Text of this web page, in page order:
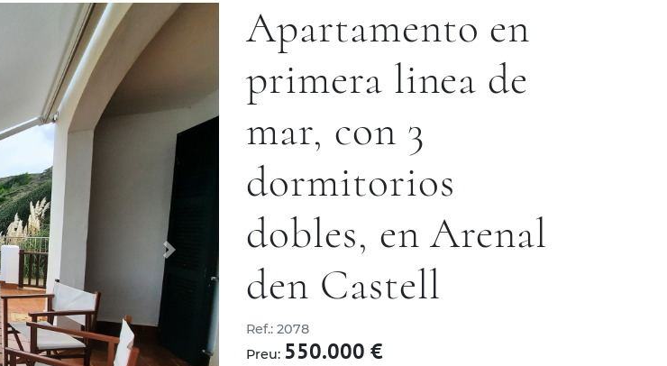
Apartamento en
primera linea de
mar, con 3
dormitorios
dobles, en Arenal
den Castell
Ref.: 2078
Preu: 550.000 €